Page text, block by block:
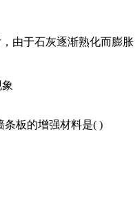
由于石灰逐渐熟化而膨胀
条板的增强材料是( )